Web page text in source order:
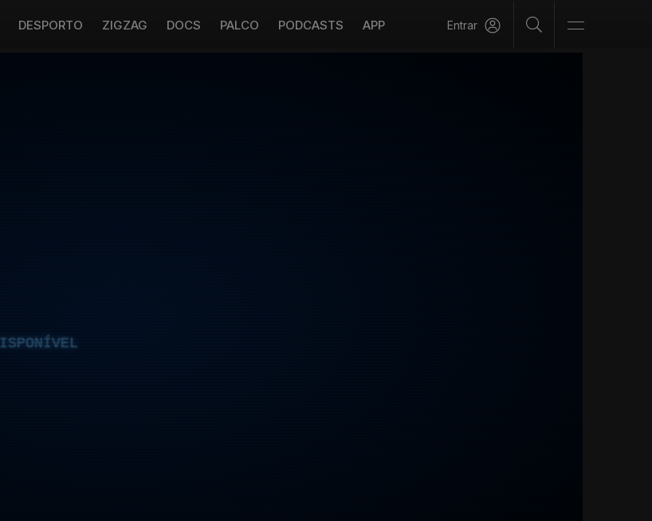
DESPORTO ZIGZAG DOCS PALCO PODCASTS APP Entrar